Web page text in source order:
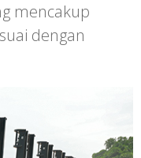
mencakup
dengan